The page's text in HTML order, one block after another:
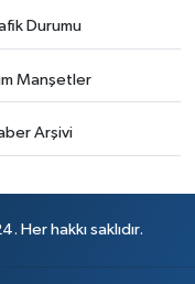
Durumu
Manşetler
Arşivi
hakkı saklıdır.